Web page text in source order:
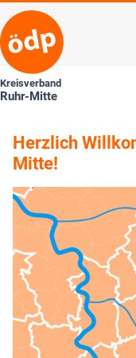
Kreisverband
Ruhr-Mitte
Herzlich
Mitte!